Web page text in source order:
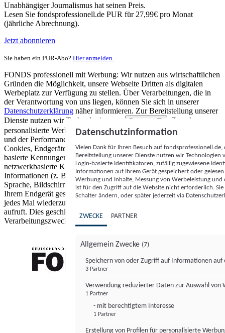
Unabhängiger Journalismus hat seinen Preis.
Lesen Sie fondsprofessionell.de PUR für 27,99€ pro Monat
(jährliche Abrechnung).
Jetzt abonnieren
Sie haben ein PUR-Abo? Hier anmelden.
FONDS professionell mit Werbung: Wir nutzen aus wirtschaftlichen
Gründen die Möglichkeit, unsere Webseite Dritten als digitalen
Werbeplatz zur Verfügung zu stellen. Über Verarbeitungen, die in
der Verantwortung von uns liegen, können Sie sich in unserer
Datenschutzerklärung näher informieren. Zur Bereitstellung unserer
Dienste nutzen wir Technologien von
Partnern (5)
. Zwecke:
personalisierte Werbung und Inhalte, Messung von Werbeleistung
und der Performance von Inhalten sowie Zielgruppenforschung.
Cookies, Endgeräte- oder ähnliche Online-Kennungen (z. B. login-
basierte Kennungen, zufällig generierte Kennungen,
netzwerkbasierte Kennungen) können zusammen mit anderen
Informationen (z. B. Browsertyp und Browserinformationen,
Sprache, Bildschirmgröße, unterstützte Technologien usw.) auf
Ihrem Endgerät gespeichert oder von dort ausgelesen werden, um es
jedes Mal wiederzuerkennen, wenn es eine App oder einer Webseite
aufruft. Dies geschieht für einen oder mehrere der hier aufgeführten
Verarbeitungszwecke.
Datenschutzinformation
Vielen Dank für Ihren Besuch auf
Bereitstellung unserer Dienste nutzen wir Technologien
Login-basierte Identifikatoren, zufällig zugewiesene
Informationen auf Ihrem Gerät gespeichert oder
Werbung und Inhalte, Messung von Werbeleistung
ist für den Zugriff auf die Website nicht erforderlich.
Schalter ändern, oder später jederzeit via
ZWECKE PARTNER
Allgemein Zwecke (7)
Speichern von oder Zugriff auf Informationen auf
3 Partner
Verwendung reduzierter Daten zur Auswahl von
1 Partner
- mit berechtigtem Interesse
1 Partner
Erstellung von Profilen für personalisierte
FONDS professionell